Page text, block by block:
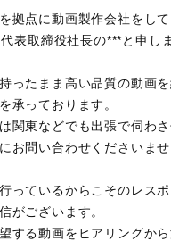
拠点に動画製作会社をし
表取締役社長の***と申し
ったまま高い品質の動画
承っております。
関東などでも出張で伺わ
お問い合わせくださいませ
っているからこそのレス
がございます。
する動画をヒアリングか